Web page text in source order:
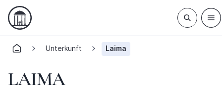
Unterkunft Laima
LAIMA